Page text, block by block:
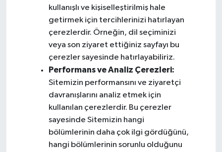
kullanışlı ve kişiselleştirilmiş hale
getirmek için tercihlerinizi hatırlayan
çerezlerdir. Örneğin, dil seçiminizi
veya son ziyaret ettiğiniz sayfayı bu
çerezler sayesinde hatırlayabiliriz.
Performans ve Analiz Çerezleri:
Sitemizin performansını ve ziyaretçi
davranışlarını analiz etmek için
kullanılan çerezlerdir. Bu çerezler
sayesinde Sitemizin hangi
bölümlerinin daha çok ilgi gördüğünü,
hangi bölümlerinin sorunlu olduğunu